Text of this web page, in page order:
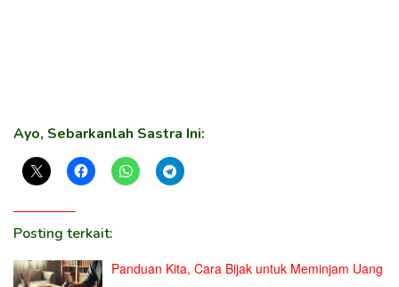
Ayo, Sebarkanlah Sastra Ini:
Posting terkait:
Panduan Kita, Cara Bijak untuk Meminjam Uang